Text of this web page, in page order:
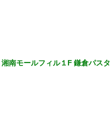
南モールフィル１F 鎌倉パスタ